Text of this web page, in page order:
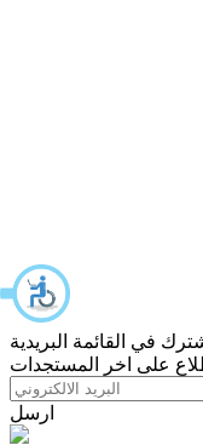
في القائمة البريدية
على اخر المستجدات
ارسل